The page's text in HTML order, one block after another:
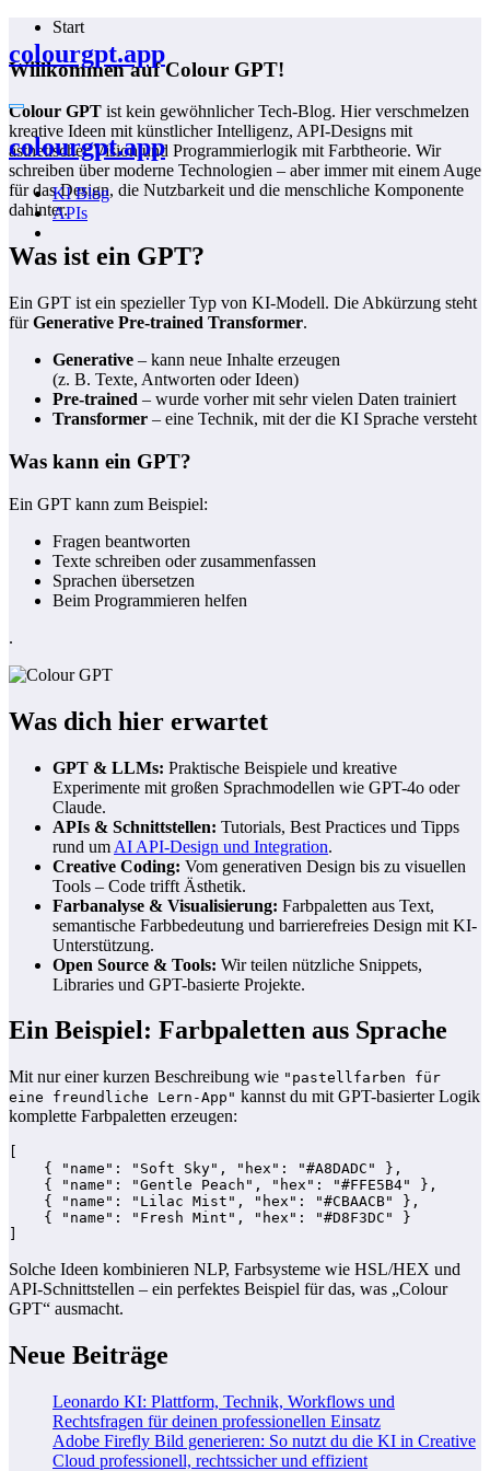
Zum
Inhalt
springen
colourgpt.app
colourgpt.app
KI Blog
APIs
Start
Willkommen auf Colour GPT!
Colour GPT ist kein gewöhnlicher Tech-Blog. Hier verschmelzen
kreative Ideen mit künstlicher Intelligenz, API-Designs mit
ästhetischer Vision und Programmierlogik mit Farbtheorie. Wir
schreiben über moderne Technologien – aber immer mit einem Auge
für das Design, die Nutzbarkeit und die menschliche Komponente
dahinter.
Was ist ein GPT?
Ein GPT ist ein spezieller Typ von KI-Modell. Die Abkürzung steht
fürGenerative Pre-trained Transformer.
Generative – kann neue Inhalte erzeugen
(z. B. Texte, Antworten oder Ideen)
Pre-trained – wurde vorher mit sehr vielen Daten trainiert
Transformer – eine Technik, mit der die KI Sprache versteht
Was kann ein GPT?
Ein GPT kann zum Beispiel:
Fragen beantworten
Texte schreiben oder zusammenfassen
Sprachen übersetzen
Beim Programmieren helfen
.
Was dich hier erwartet
GPT & LLMs: Praktische Beispiele und kreative
Experimente mit großen Sprachmodellen wie GPT-4o oder
Claude.
APIs & Schnittstellen: Tutorials, Best Practices und Tipps
rund um AI API-Design und Integration.
Creative Coding: Vom generativen Design bis zu visuellen
Tools – Code trifft Ästhetik.
Farbanalyse & Visualisierung: Farbpaletten aus Text,
semantische Farbbedeutung und barrierefreies Design mit KI-
Unterstützung.
Open Source & Tools: Wir teilen nützliche Snippets,
Libraries und GPT-basierte Projekte.
Ein Beispiel: Farbpaletten aus Sprache
Mit nur einer kurzen Beschreibung wie "pastellfarben für
eine freundliche Lern-App" kannst du mit GPT-basierter Logik
komplette Farbpaletten erzeugen:
    { "name": "Soft Sky", "hex": "#A8DADC" },
    { "name": "Gentle Peach", "hex": "#FFE5B4" },
    { "name": "Lilac Mist", "hex": "#CBAACB" },
    { "name": "Fresh Mint", "hex": "#D8F3DC" }
Solche Ideen kombinieren NLP, Farbsysteme wie HSL/HEX und
API-Schnittstellen – ein perfektes Beispiel für das, was „Colour
GPT“ ausmacht.
Neue Beiträge
Leonardo KI: Plattform, Technik, Workflows und
Rechtsfragen für deinen professionellen Einsatz
Adobe Firefly Bild generieren: So nutzt du die KI in Creative
Cloud professionell, rechtssicher und effizient